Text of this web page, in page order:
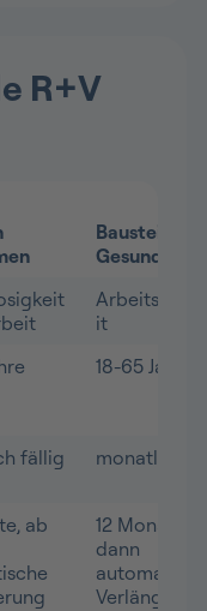
R+V
Baustein
Gesundheit
it
18-65 Jahre
fällig monatlich
ab
12 Monate,
dann